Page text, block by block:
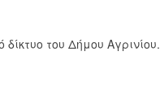
του Δήμου Αγρινίου.